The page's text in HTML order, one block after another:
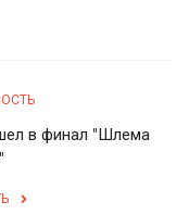
в финал "Шлема